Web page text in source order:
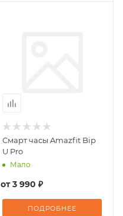
Смарт часы Amazfit Bip
U Pro
Мало
от3 990 ₽
ПОДРОБНЕЕ